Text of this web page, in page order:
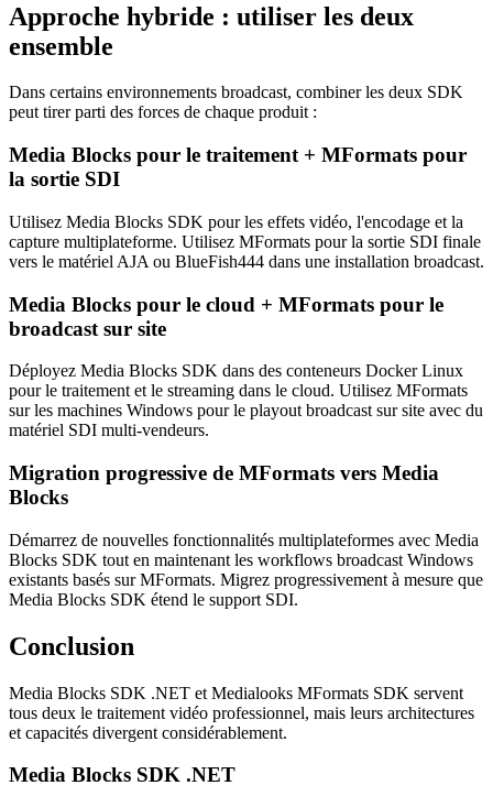
Approche hybride : utiliser les deux
ensemble
Dans certains environnements broadcast, combiner les deux SDK
peut tirer parti des forces de chaque produit :
Media Blocks pour le traitement + MFormats pour
la sortie SDI
Utilisez Media Blocks SDK pour les effets vidéo, l'encodage et la
capture multiplateforme. Utilisez MFormats pour la sortie SDI finale
vers le matériel AJA ou BlueFish444 dans une installation broadcast.
Media Blocks pour le cloud + MFormats pour le
broadcast sur site
Déployez Media Blocks SDK dans des conteneurs Docker Linux
pour le traitement et le streaming dans le cloud. Utilisez MFormats
sur les machines Windows pour le playout broadcast sur site avec du
matériel SDI multi-vendeurs.
Migration progressive de MFormats vers Media
Blocks
Démarrez de nouvelles fonctionnalités multiplateformes avec Media
Blocks SDK tout en maintenant les workflows broadcast Windows
existants basés sur MFormats. Migrez progressivement à mesure que
Media Blocks SDK étend le support SDI.
Conclusion
Media Blocks SDK .NET et Medialooks MFormats SDK servent
tous deux le traitement vidéo professionnel, mais leurs architectures
et capacités divergent considérablement.
Media Blocks SDK .NET